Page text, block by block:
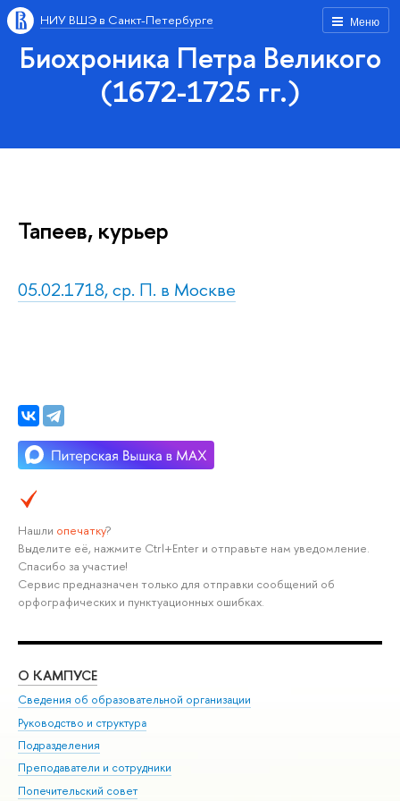
Меню
НИУ ВШЭ в Санкт-Петербурге
Биохроника Петра Великого
(1672-1725 гг.)
Тапеев, курьер
05.02.1718, ср. П. в Москве
Нашли опечатку?
Выделите её, нажмите Ctrl+Enter и отправьте нам уведомление.
Спасибо за участие!
Сервис предназначен только для отправки сообщений об
орфографических и пунктуационных ошибках.
О КАМПУСЕ
Сведения об образовательной организации
Руководство и структура
Подразделения
Преподаватели и сотрудники
Попечительский совет